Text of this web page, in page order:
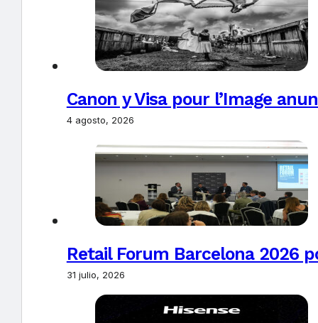
Canon y Visa pour l’Image
4 agosto, 2026
Retail Forum Barcelona 2026
31 julio, 2026